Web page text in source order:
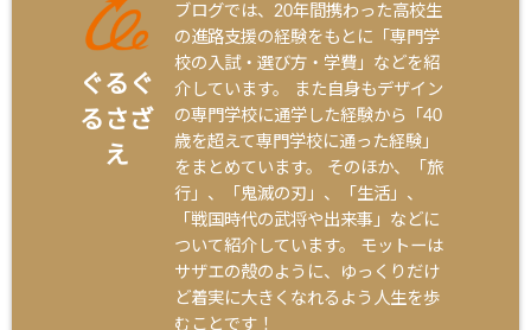
ぐるぐ
るさざ
え
ブログでは、20年間携わった高校生
の進路支援の経験をもとに「専門学
校の入試・選び方・学費」などを紹
介しています。 また自身もデザイン
の専門学校に通学した経験から「40
歳を超えて専門学校に通った経験」
をまとめています。 そのほか、「旅
行」、「鬼滅の刃」、「生活」、
「戦国時代の武将や出来事」などに
ついて紹介しています。 モットーは
サザエの殻のように、ゆっくりだけ
ど着実に大きくなれるよう人生を歩
むことです！